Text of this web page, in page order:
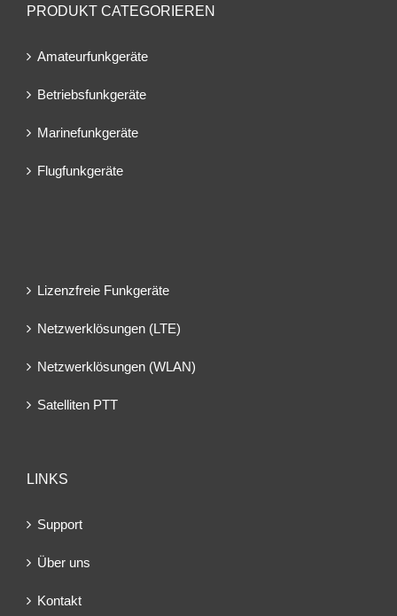
PRODUKT CATEGORIEREN
Amateurfunkgeräte
Betriebsfunkgeräte
Marinefunkgeräte
Flugfunkgeräte
Lizenzfreie Funkgeräte
Netzwerklösungen (LTE)
Netzwerklösungen (WLAN)
Satelliten PTT
LINKS
Support
Über uns
Kontakt